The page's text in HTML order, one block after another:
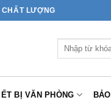
CHẤT LƯỢNG
Tìm
kiếm:
BỊ VĂN PHÒNG